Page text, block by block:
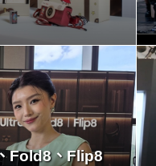
Fold8、Flip8